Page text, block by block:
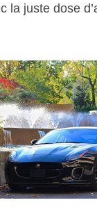
la juste dose